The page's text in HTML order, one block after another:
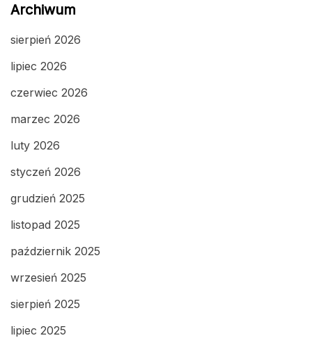
Archiwum
sierpień 2026
lipiec 2026
czerwiec 2026
marzec 2026
luty 2026
styczeń 2026
grudzień 2025
listopad 2025
październik 2025
wrzesień 2025
sierpień 2025
lipiec 2025